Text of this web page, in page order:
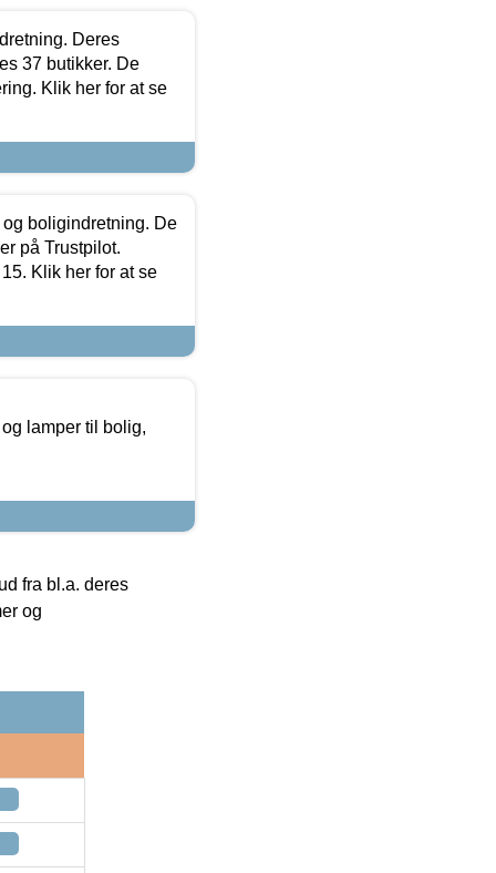
Deres
37 butikker. De
Klik her for at se
boligindretning. De
på Trustpilot.
Klik her for at se
lamper til bolig,
fra bl.a. deres
og